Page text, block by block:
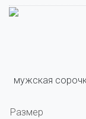
мужская
Размер